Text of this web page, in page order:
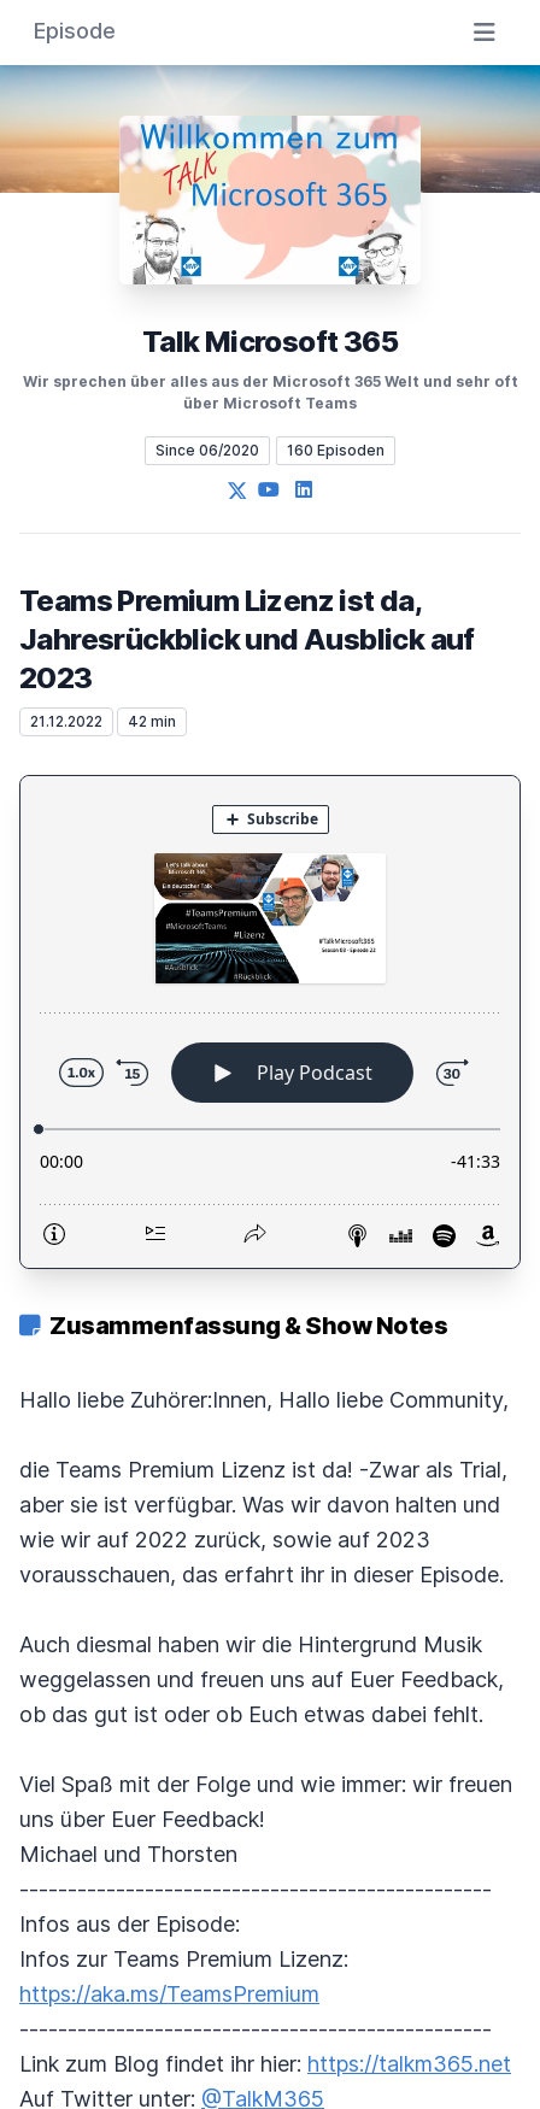
Episode
Talk Microsoft 365
Wir sprechen über alles aus der Microsoft 365 Welt und sehr oft
über Microsoft Teams
Since 06/2020 160 Episoden
X YouTubeLinkedIn
Teams Premium Lizenz ist da,
Jahresrückblick und Ausblick auf
2023
21.12.2022 42 min
Zusammenfassung & Show Notes
Hallo liebe Zuhörer:Innen, Hallo liebe Community,
die Teams Premium Lizenz ist da! -Zwar als Trial,
aber sie ist verfügbar. Was wir davon halten und
wie wir auf 2022 zurück, sowie auf 2023
vorausschauen, das erfahrt ihr in dieser Episode.
Auch diesmal haben wir die Hintergrund Musik
weggelassen und freuen uns auf Euer Feedback,
ob das gut ist oder ob Euch etwas dabei fehlt.
Viel Spaß mit der Folge und wie immer: wir freuen
uns über Euer Feedback!
Michael und Thorsten
-------------------------------------------------
Infos aus der Episode:
Infos zur Teams Premium Lizenz:
https://aka.ms/TeamsPremium
-------------------------------------------------
Link zum Blog findet ihr hier: https://talkm365.net
Auf Twitter unter: @TalkM365